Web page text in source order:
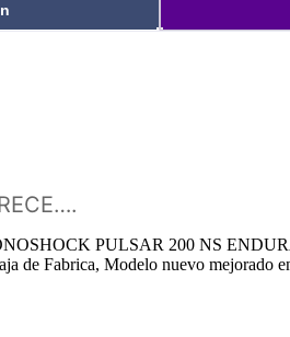
PULSAR 200 NS
de Fabrica, Modelo nuevo mejorado